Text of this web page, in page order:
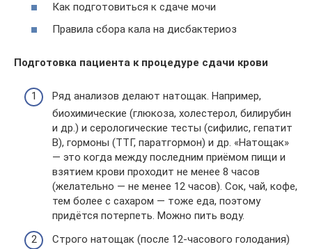
Как подготовиться к сдаче мочи
Правила сбора кала на дисбактериоз
Подготовка пациента к процедуре сдачи крови
Ряд анализов делают натощак. Например,
биохимические (глюкоза, холестерол, билирубин
и др.) и серологические тесты (сифилис, гепатит
В), гормоны (ТТГ, паратгормон) и др. «Натощак»
— это когда между последним приёмом пищи и
взятием крови проходит не менее 8 часов
(желательно — не менее 12 часов). Сок, чай, кофе,
тем более с сахаром — тоже еда, поэтому
придётся потерпеть. Можно пить воду.
Строго натощак (после 12-часового голодания)